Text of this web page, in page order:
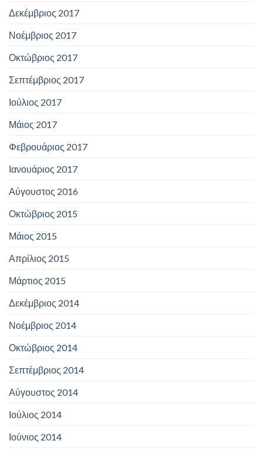
Δεκέμβριος 2017
Νοέμβριος 2017
Οκτώβριος 2017
Σεπτέμβριος 2017
Ιούλιος 2017
Μάιος 2017
Φεβρουάριος 2017
Ιανουάριος 2017
Αύγουστος 2016
Οκτώβριος 2015
Μάιος 2015
Απρίλιος 2015
Μάρτιος 2015
Δεκέμβριος 2014
Νοέμβριος 2014
Οκτώβριος 2014
Σεπτέμβριος 2014
Αύγουστος 2014
Ιούλιος 2014
Ιούνιος 2014